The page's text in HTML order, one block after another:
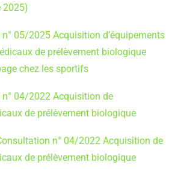
2025)
05/2025 Acquisition d’équipements
de prélèvement biologique
chez les sportifs
04/2022 Acquisition de
de prélèvement biologique
n° 04/2022 Acquisition de
de prélèvement biologique